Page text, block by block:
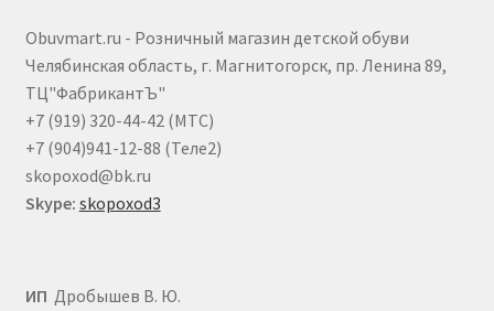
Obuvmart.ru - Розничный магазин детской обуви
Челябинская область, г. Магнитогорск, пр. Ленина 89,
ТЦ"ФабрикантЪ"
+7 (919) 320-44-42 (МТС)
+7 (904)941-12-88 (Теле2)
skopoxod@bk.ru
Skype: skopoxod3
ИП Дробышев В. Ю.